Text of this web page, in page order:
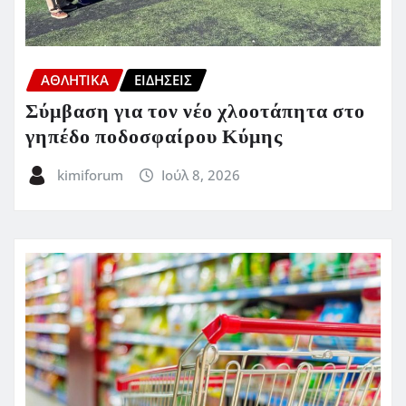
ΑΘΛΗΤΙΚΑ ΕΙΔΗΣΕΙΣ
Σύμβαση για τον νέο χλοοτάπητα στο
γηπέδο ποδοσφαίρου Κύμης
kimiforum Ιούλ 8, 2026